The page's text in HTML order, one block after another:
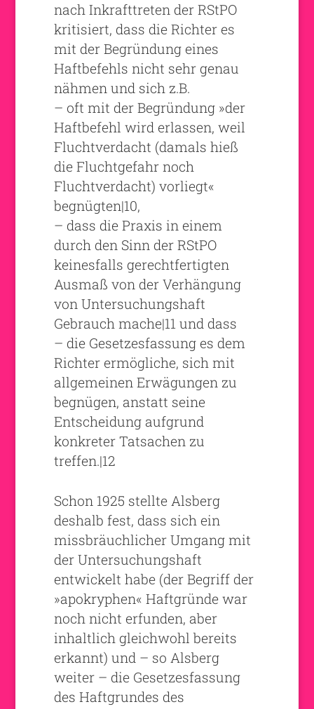
nach Inkrafttreten der RStPO
kritisiert, dass die Richter es
mit der Begründung eines
Haftbefehls nicht sehr genau
nähmen und sich z.B.
– oft mit der Begründung »der
Haftbefehl wird erlassen, weil
Fluchtverdacht (damals hieß
die Fluchtgefahr noch
Fluchtverdacht) vorliegt«
begnügten|10,
– dass die Praxis in einem
durch den Sinn der RStPO
keinesfalls gerechtfertigten
Ausmaß von der Verhängung
von Untersuchungshaft
Gebrauch mache|11 und dass
– die Gesetzesfassung es dem
Richter ermögliche, sich mit
allgemeinen Erwägungen zu
begnügen, anstatt seine
Entscheidung aufgrund
konkreter Tatsachen zu
treffen.|12
Schon 1925 stellte Alsberg
deshalb fest, dass sich ein
missbräuchlicher Umgang mit
der Untersuchungshaft
entwickelt habe (der Begriff der
»apokryphen« Haftgründe war
noch nicht erfunden, aber
inhaltlich gleichwohl bereits
erkannt) und – so Alsberg
weiter – die Gesetzesfassung
des Haftgrundes des